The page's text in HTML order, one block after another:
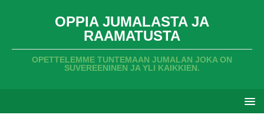
OPPIA JUMALASTA JA
RAAMATUSTA
OPETTELEMME TUNTEMAAN JUMALAN JOKA ON
SUVEREENINEN JA YLI KAIKKIEN.